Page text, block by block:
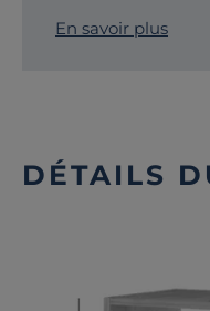
En savoir plus
DÉTAILS